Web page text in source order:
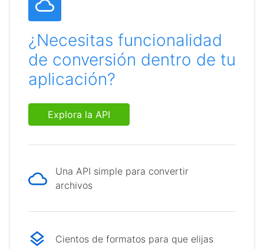
¿Necesitas funcionalidad
de conversión dentro de tu
aplicación?
Explora la API
Una API simple para convertir
archivos
Cientos de formatos para que elijas